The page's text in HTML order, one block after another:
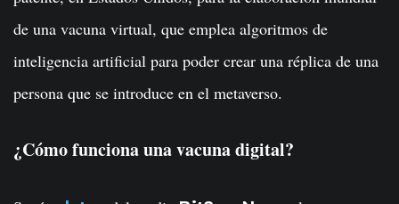
de una vacuna virtual, que emplea algoritmos de
inteligencia artificial para poder crear una réplica de una
persona que se introduce en el metaverso.
¿Cómo funciona una vacuna digital?